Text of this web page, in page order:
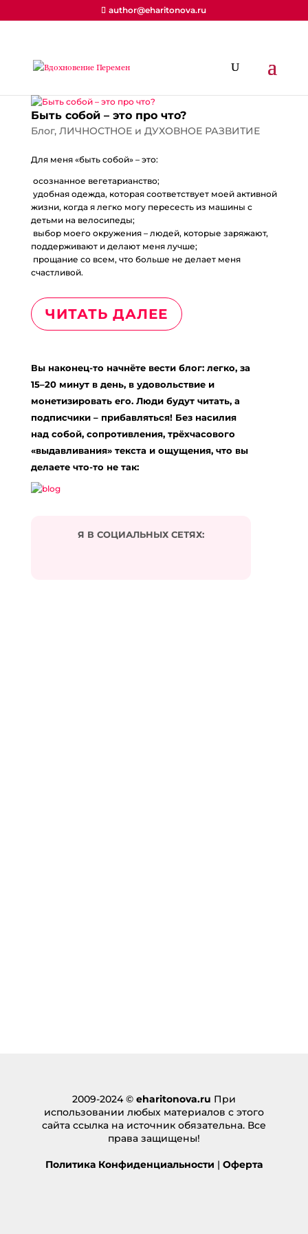
author@eharitonova.ru
Быть собой – это про что?
Блог, ЛИЧНОСТНОЕ и ДУХОВНОЕ РАЗВИТИЕ
Для меня «быть собой» – это:
осознанное вегетарианство;
удобная одежда, которая соответствует моей активной
жизни, когда я легко могу пересесть из машины с
детьми на велосипеды;
выбор моего окружения – людей, которые заряжают,
поддерживают и делают меня лучше;
прощание со всем, что больше не делает меня
счастливой.
ЧИТАТЬ ДАЛЕЕ
Вы наконец-то начнёте вести блог: легко, за
15–20 минут в день, в удовольствие и
монетизировать его. Люди будут читать, а
подписчики – прибавляться! Без насилия
над собой, сопротивления, трёхчасового
«выдавливания» текста и ощущения, что вы
делаете что-то не так:
Я В СОЦИАЛЬНЫХ СЕТЯХ:
2009-2024 © eharitonova.ru При
использовании любых материалов с этого
сайта ссылка на источник обязательна. Все
права защищены!
Политика Конфиденциальности | Оферта